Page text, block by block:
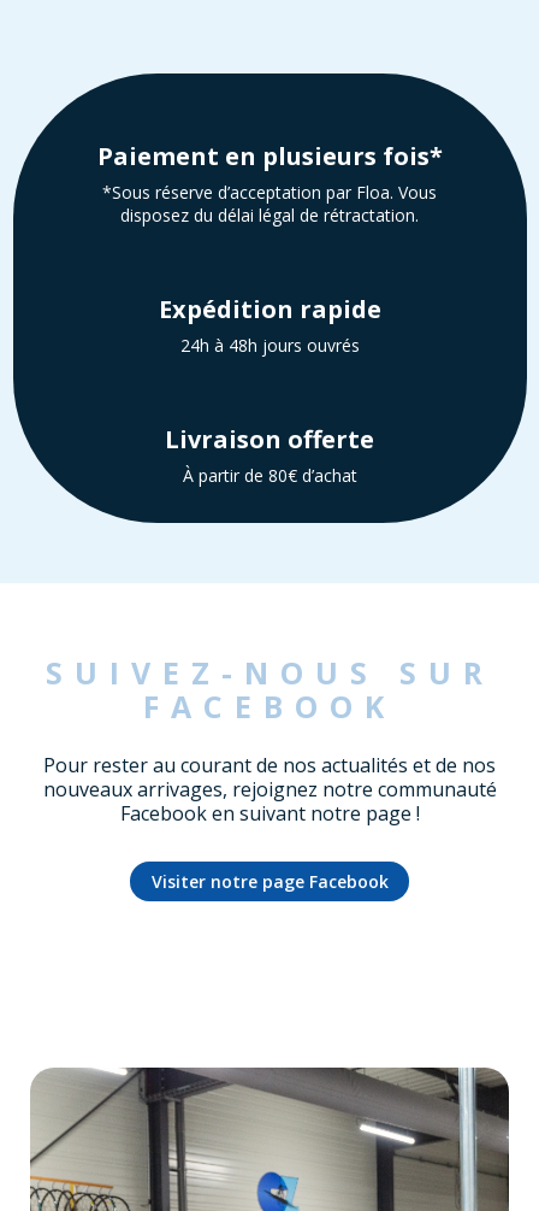
Paiement en plusieurs fois*
*Sous réserve d’acceptation par Floa. Vous
disposez du délai légal de rétractation.
Expédition rapide
24h à 48h jours ouvrés
Livraison offerte
À partir de 80€ d’achat
SUIVEZ-NOUS SUR
FACEBOOK
Pour rester au courant de nos actualités et de nos
nouveaux arrivages, rejoignez notre communauté
Facebook en suivant notre page !
Visiter notre page Facebook